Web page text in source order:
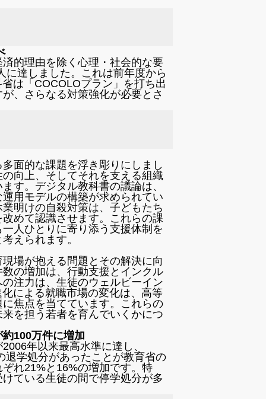
的理由を除く心理・社会的な要
に達しました。これは前年度から
は「COCOLOプラン」を打ち出
、さらなる対策強化が必要とさ
面的な課題を浮き彫りにしまし
向上、そしてそれを支える組織
す。デジタル教科書の議論は、
用モデルの構築が求められてい
明けの自殺対策は、子どもたち
めて認識させます。これらの課
人ひとりに寄り添う支援体制を
えられます。
場が抱える問題とその解決に向
の増加は、行動支援とインクル
注力は、生徒のウェルビーイン
による就職市場の変化は、高等
焦点を当てています。これらの
を担う若者を育んでいくかにつ
100万件に増加
年以来最高水準に達し、
退学処分があったことが教育省の
れ21%と16%の増加です。特
ている生徒の間で停学処分が多